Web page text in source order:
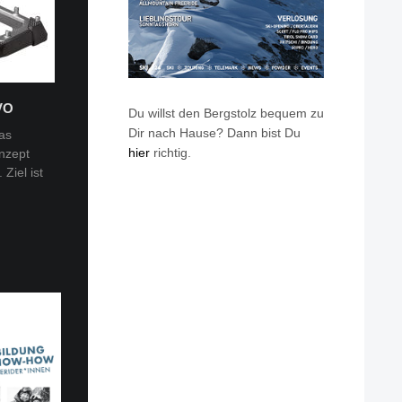
Ziel ist
Tobi
Van
Du willst den Bergstolz bequem zu
Dir nach Hause? Dann bist Du
hierrichtig.